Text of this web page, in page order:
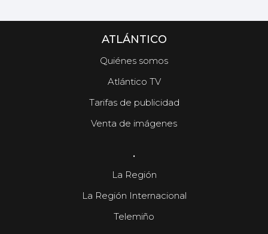
ATLÁNTICO
Quiénes somos
Atlántico TV
Tarifas de publicidad
Venta de imágenes
.
La Región
La Región Internacional
Telemiño